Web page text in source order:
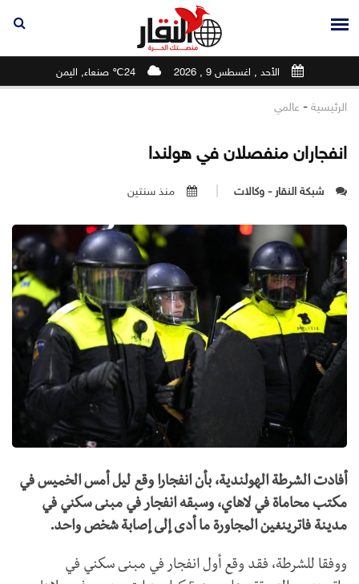
الأحد , اغسطس 9 , 2026 24℃ صنعاء, اليمن
الرئيسية - عالمي
انفجاران منفصلان في هولندا
شبكة النقار - وكالات منذ سنتين
أفادت الشرطة الهولندية، بأن انفجارا وقع ليل أمس الخميس في
مكتب محاماة في لاهاي، وسبقه انفجار في مبنى سكني في
مدينة فاترينغين المجاورة ما أدى إلى إصابة شخص واحد.
ووفقا للشرطة، فقد وقع أول انفجار في مبنى سكني في